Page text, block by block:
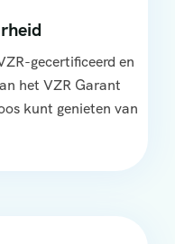
gecertificeerd en
het VZR Garant
kunt genieten van